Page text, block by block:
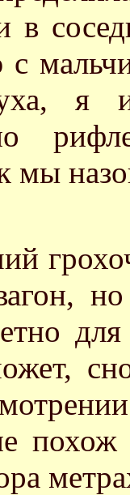
в
я
мы